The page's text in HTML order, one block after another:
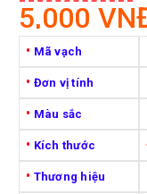
5,000
• Mã vạch
• Đơn vị tính
• Màu sắc
• Kích thước
• Thương hiệu